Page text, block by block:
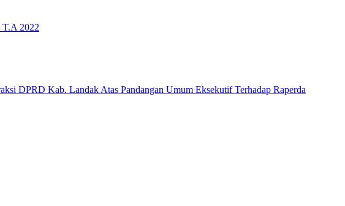
T.A 2022
DPRD Kab. Landak Atas Pandangan Umum Eksekutif Terhadap Raperda